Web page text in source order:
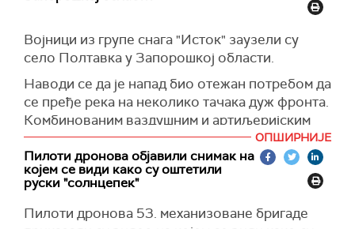
ситуација током разговора Трампа и
једном тренутку током састанка, амерички
председник бацио са стола мапе линија
фронта у Украјини.
Према изворима, Трамп је током већег дела
састанка "држао предавања" Зеленском и
понављајући ставове које је руски председник
Владимир Путин изнео током њиховог
последњег телефонског разговора.
потребне су обе стране ове трагедије. Како
нама?", запитао је Зеленски у интервјуу Ен-Би-
Си њуз.
На питање да ли ће инсистирати на путовању у
Будимпешту, Зеленски је одговорио да је у
петак рекао Трампу да је спреман, преноси
Трамп је дан пре састанка са Зеленским
разговарао са Путином телефоном и након
разговора изјавио да ће се састати са
председником Русије у Будимпешти "да би
Војници из групе снага "Исток" заузели су
село Полтавка у Запорошкој области.
Наводи се да је напад био отежан потребом да
се пређе река на неколико тачака дуж фронта.
Комбинованим ваздушним и артиљеријским
ударима, уз подршку дронова, како наводе
медији, руске трупе су успеле да заузму
Полтавку.
ОПШИРНИЈЕ
Пилоти дронова објавили снимак на
којем се види како су оштетили
руски "солнцепек"
Пилоти дронова 53. механизоване бригаде